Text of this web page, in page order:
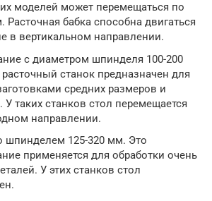
моделей может перемещаться по
Расточная бабка способна двигаться
в вертикальном направлении.
с диаметром шпинделя 100-200
станок предназначен для
средних размеров и
таких станков стол перемещается
направлении.
шпинделем 125-320 мм. Это
применяется для обработки очень
У этих станков стол